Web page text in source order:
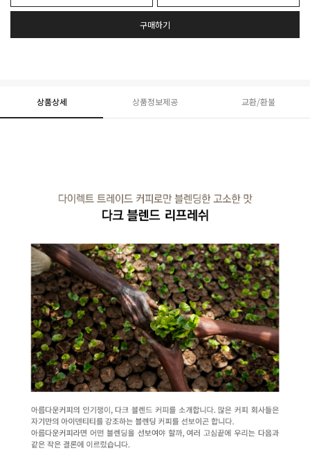
구매하기
상품상세 상품정보제공 교환/환불